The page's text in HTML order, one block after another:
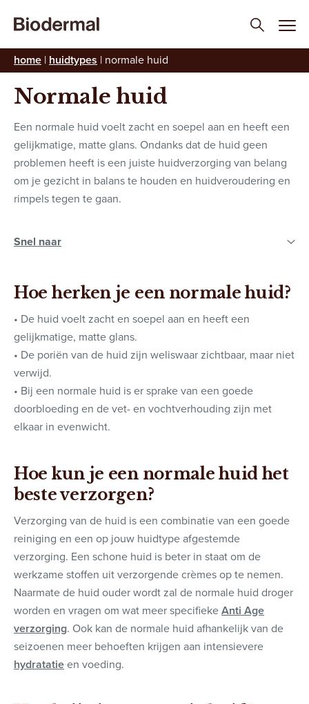
home | huidtypes | normale huid
HUIDTYPE
Normale huid
Een normale huid voelt zacht en soepel aan en heeft een
gelijkmatige, matte glans. Ondanks dat de huid geen
problemen heeft is een juiste huidverzorging van belang
om je gezicht in balans te houden en huidveroudering en
rimpels tegen te gaan.
Hoe herken je een normale huid?
• De huid voelt zacht en soepel aan en heeft een
gelijkmatige, matte glans.
• De poriën van de huid zijn weliswaar zichtbaar, maar niet
verwijd.
• Bij een normale huid is er sprake van een goede
doorbloeding en de vet- en vochtverhouding zijn met
elkaar in evenwicht.
Hoe kun je een normale huid het
beste verzorgen?
Verzorging van de huid is een combinatie van een goede
reiniging en een op jouw huidtype afgestemde
verzorging. Een schone huid is beter in staat om de
werkzame stoffen uit verzorgende crèmes op te nemen.
Naarmate de huid ouder wordt zal de normale huid droger
worden en vragen om wat meer specifiekeAnti Age
verzorging. Ook kan de normale huid afhankelijk van de
seizoenen meer behoeften krijgen aan intensievere
hydratatieen voeding.